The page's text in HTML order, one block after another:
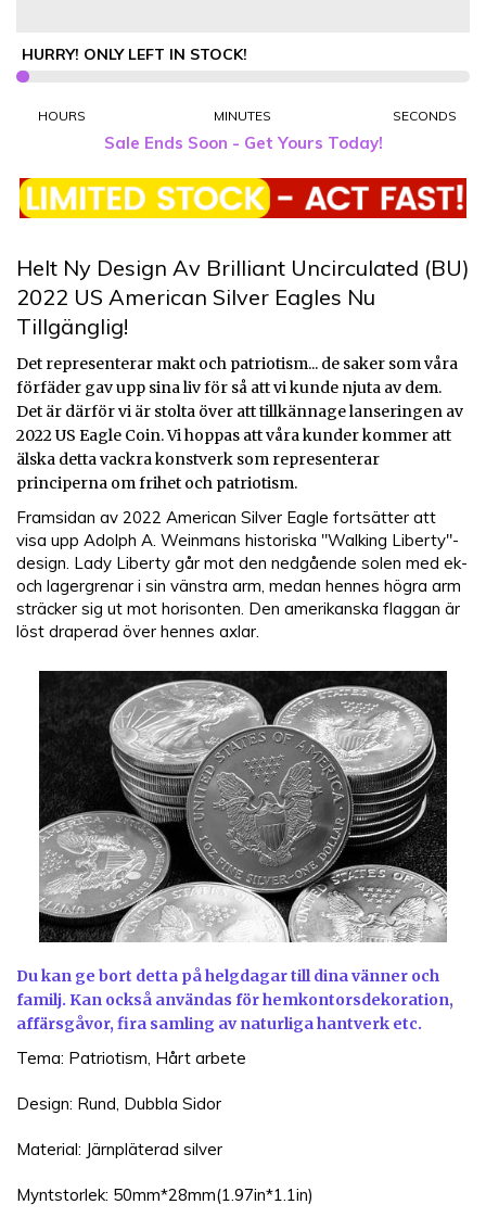
HURRY! ONLY LEFT IN STOCK!
HOURS MINUTES SECONDS
Sale Ends Soon - Get Yours Today!
Helt Ny Design Av Brilliant Uncirculated (BU)
2022 US American Silver Eagles Nu
Tillgänglig!
Det representerar makt och patriotism... de saker som våra
förfäder gav upp sina liv för så att vi kunde njuta av dem.
Det är därför vi är stolta över att tillkännage lanseringen av
2022 US Eagle Coin. Vi hoppas att våra kunder kommer att
älska detta vackra konstverk som representerar
principerna om frihet och patriotism.
Framsidan av 2022 American Silver Eagle fortsätter att
visa upp Adolph A. Weinmans historiska "Walking Liberty"-
design. Lady Liberty går mot den nedgående solen med ek-
och lagergrenar i sin vänstra arm, medan hennes högra arm
sträcker sig ut mot horisonten. Den amerikanska flaggan är
löst draperad över hennes axlar.
Du kan ge bort detta på helgdagar till dina vänner och
familj. Kan också användas för hemkontorsdekoration,
affärsgåvor, fira samling av naturliga hantverk etc.
Tema: Patriotism, Hårt arbete
Design: Rund, Dubbla Sidor
Material: Järnpläterad silver
Myntstorlek: 50mm*28mm(1.97in*1.1in)